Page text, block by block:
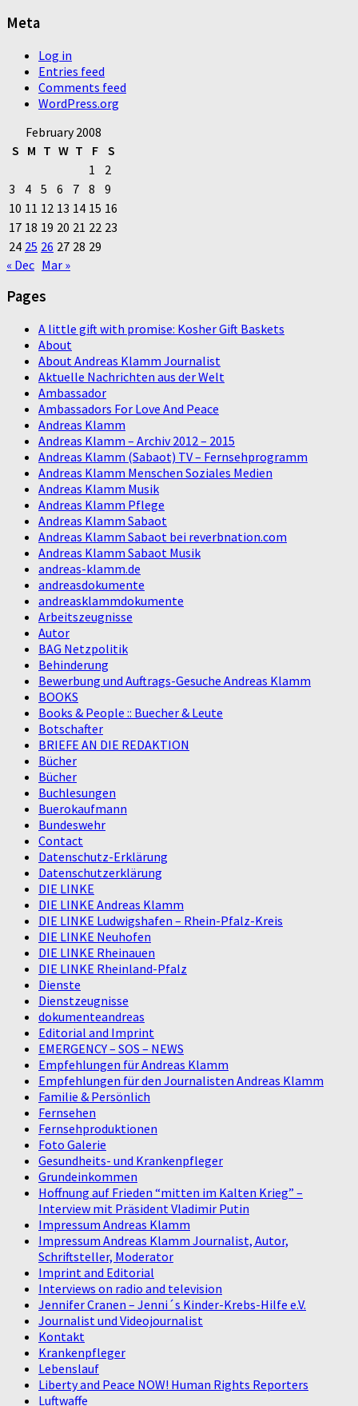
Meta
Log in
Entries feed
Comments feed
WordPress.org
February 2008
S M T W T F S
1
2
3
4 5 6 7 8
9
10 11 12 13 14 15 16
17 18 19 20 21 22 23
24 25 26 27 28 29
« Dec Mar »
Pages
A little gift with promise: Kosher Gift Baskets
About
About Andreas Klamm Journalist
Aktuelle Nachrichten aus der Welt
Ambassador
Ambassadors For Love And Peace
Andreas Klamm
Andreas Klamm – Archiv 2012 – 2015
Andreas Klamm (Sabaot) TV – Fernsehprogramm
Andreas Klamm Menschen Soziales Medien
Andreas Klamm Musik
Andreas Klamm Pflege
Andreas Klamm Sabaot
Andreas Klamm Sabaot bei reverbnation.com
Andreas Klamm Sabaot Musik
andreas-klamm.de
andreasdokumente
andreasklammdokumente
Arbeitszeugnisse
Autor
BAG Netzpolitik
Behinderung
Bewerbung und Auftrags-Gesuche Andreas Klamm
BOOKS
Books & People :: Buecher & Leute
Botschafter
BRIEFE AN DIE REDAKTION
Bücher
Bücher
Buchlesungen
Buerokaufmann
Bundeswehr
Contact
Datenschutz-Erklärung
Datenschutzerklärung
DIE LINKE
DIE LINKE Andreas Klamm
DIE LINKE Ludwigshafen – Rhein-Pfalz-Kreis
DIE LINKE Neuhofen
DIE LINKE Rheinauen
DIE LINKE Rheinland-Pfalz
Dienste
Dienstzeugnisse
dokumenteandreas
Editorial and Imprint
EMERGENCY – SOS – NEWS
Empfehlungen für Andreas Klamm
Empfehlungen für den Journalisten Andreas Klamm
Familie & Persönlich
Fernsehen
Fernsehproduktionen
Foto Galerie
Gesundheits- und Krankenpfleger
Grundeinkommen
Hoffnung auf Frieden “mitten im Kalten Krieg” –
Interview mit Präsident Vladimir Putin
Impressum Andreas Klamm
Impressum Andreas Klamm Journalist, Autor,
Schriftsteller, Moderator
Imprint and Editorial
Interviews on radio and television
Jennifer Cranen – Jenni´s Kinder-Krebs-Hilfe e.V.
Journalist und Videojournalist
Kontakt
Krankenpfleger
Lebenslauf
Liberty and Peace NOW! Human Rights Reporters
Luftwaffe